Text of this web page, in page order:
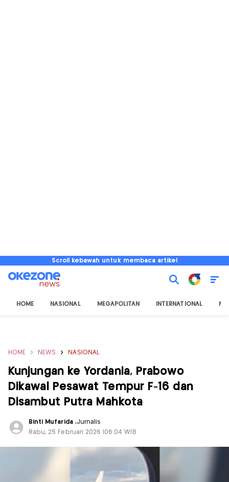
Scroll kebawah untuk membaca artikel
HOME NASIONAL MEGAPOLITAN INTERNATIONAL
HOME NEWS NASIONAL
Kunjungan ke Yordania, Prabowo
Dikawal Pesawat Tempur F-16 dan
Disambut Putra Mahkota
Binti Mufarida ,Jurnalis
Rabu, 25 Februari 2026 |06:04 WIB